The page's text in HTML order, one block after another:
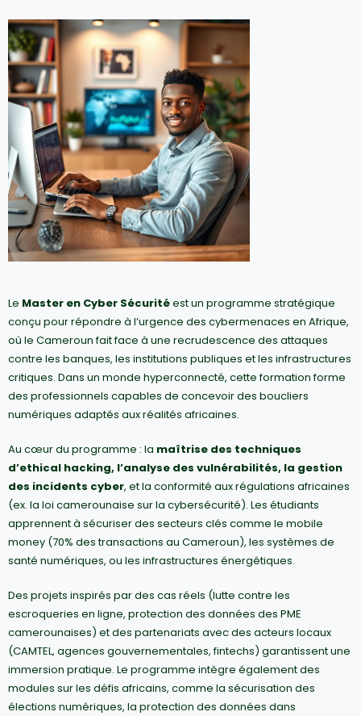
Le Master en Cyber Sécuritéest un programme stratégique
conçu pour répondre à l’urgence des cybermenaces en Afrique,
où le Cameroun fait face à une recrudescence des attaques
contre les banques, les institutions publiques et les infrastructures
critiques. Dans un monde hyperconnecté, cette formation forme
des professionnels capables de concevoir des boucliers
numériques adaptés aux réalités africaines.
Au cœur du programme : la maîtrise des techniques
d’ethical hacking, l’analyse des vulnérabilités, la gestion
des incidents cyber, et la conformité aux régulations africaines
(ex. la loi camerounaise sur la cybersécurité). Les étudiants
apprennent à sécuriser des secteurs clés comme le mobile
money (70% des transactions au Cameroun), les systèmes de
santé numériques, ou les infrastructures énergétiques.
Des projets inspirés par des cas réels (lutte contre les
escroqueries en ligne, protection des données des PME
camerounaises) et des partenariats avec des acteurs locaux
(CAMTEL, agences gouvernementales, fintechs) garantissent une
immersion pratique. Le programme intègre également des
modules sur les défis africains, comme la sécurisation des
élections numériques, la protection des données dans